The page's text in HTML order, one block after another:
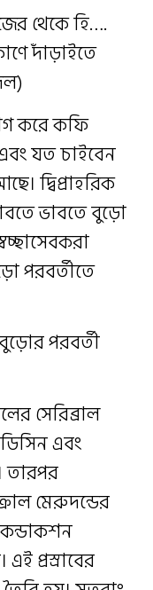
থেকে হি….
দাঁড়াইতে
করে কফি
যত চাইবেন
দ্বিপ্রাহরিক
ভাবতে বুড়ো
পরবর্তীতে
পরবর্তী
সেরিব্রাল
এবং
তারপর
মেরুদন্ডের
প্রস্রাবের